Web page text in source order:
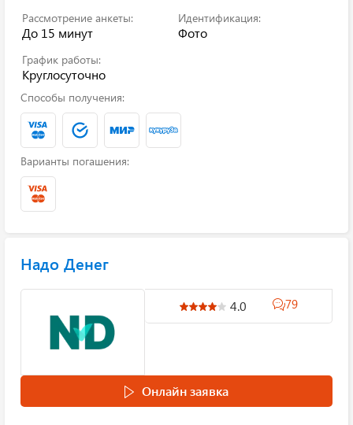
Рассмотрение анкеты:
До 15 минут
Идентификация:
Фото
График работы:
Круглосуточно
Способы получения:
Варианты погашения:
Надо Денег
4.0 79
Онлайн заявка